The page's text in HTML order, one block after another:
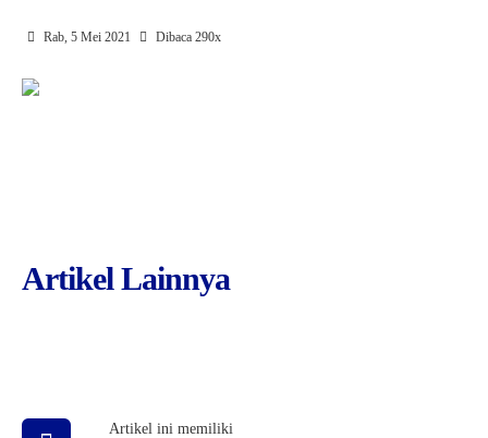
KONTAK
Rab, 5 Mei 2021 Dibaca 290x
Artikel Lainnya
Artikel ini memiliki